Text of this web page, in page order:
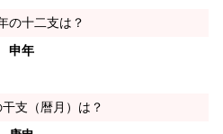
の十二支は？
申年
支（暦月）は？